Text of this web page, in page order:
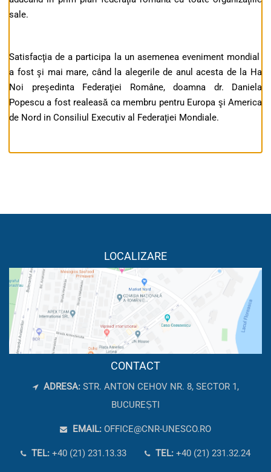
sale.
Satisfacţia de a participa la un asemenea eveniment mondial
a fost şi mai mare, când la alegerile de anul acesta de la Ha
Noi preşedinta Federaţiei Române, doamna dr. Daniela
Popescu a fost realeasă ca membru pentru Europa şi America
de Nord in Consiliul Executiv al Federaţiei Mondiale.
LOCALIZARE
CONTACT
ADRESA: STR. ANTON CEHOV NR. 8, SECTOR 1,
BUCUREȘTI
EMAIL: OFFICE@CNR-UNESCO.RO
TEL: +40 (21) 231.13.33 TEL: +40 (21) 231.32.24